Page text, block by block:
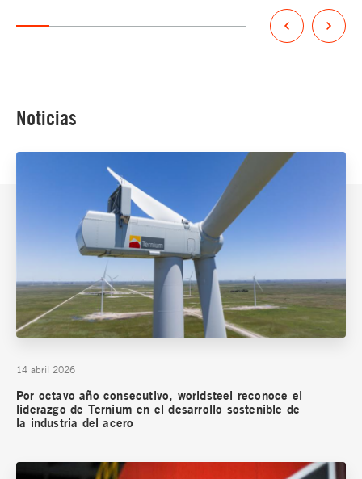
Noticias
14 abril 2026
Por octavo año consecutivo, worldsteel reconoce el
liderazgo de Ternium en el desarrollo sostenible de
la industria del acero